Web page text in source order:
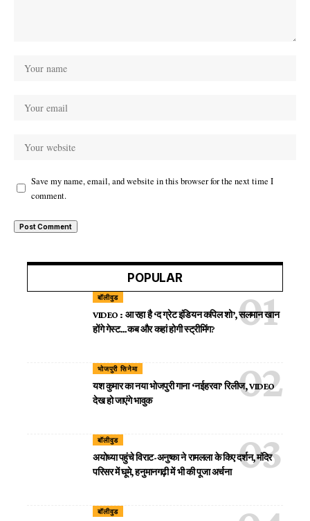
Save my name, email, and website in this browser for the next time I
comment.
POPULAR
बॉलीवुड
VIDEO : आ रहा है ‘द ग्रेट इंडियन कपिल शो’, सलमान खान
होंगे गेस्ट…कब और कहां होगी स्ट्रीमिंग?
भोजपुरी सिनेमा
यश कुमार का नया भोजपुरी गाना ‘नईहरवा’ रिलीज, VIDEO
देख हो जाएंगे भावुक
बॉलीवुड
अयोध्या पहुंचे विराट-अनुष्का ने रामलला के किए दर्शन, मंदिर
परिसर में घूमे, हनुमानगढ़ी में भी की पूजा अर्चना
बॉलीवुड